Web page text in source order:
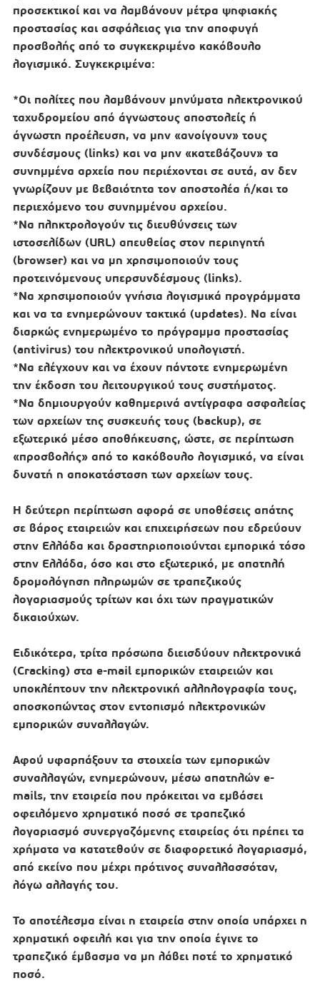
προσεκτικοί και να λαμβάνουν μέτρα ψηφιακής
προστασίας και ασφάλειας για την αποφυγή
προσβολής από το συγκεκριμένο κακόβουλο
λογισμικό. Συγκεκριμένα:
*Οι πολίτες που λαμβάνουν μηνύματα ηλεκτρονικού
ταχυδρομείου από άγνωστους αποστολείς ή
άγνωστη προέλευση, να μην «ανοίγουν» τους
συνδέσμους (links) και να μην «κατεβάζουν» τα
συνημμένα αρχεία που περιέχονται σε αυτά, αν δεν
γνωρίζουν με βεβαιότητα τον αποστολέα ή/και το
περιεχόμενο του συνημμένου αρχείου.
*Να πληκτρολογούν τις διευθύνσεις των
ιστοσελίδων (URL) απευθείας στον περιηγητή
(browser) και να μη χρησιμοποιούν τους
προτεινόμενους υπερσυνδέσμους (links).
*Να χρησιμοποιούν γνήσια λογισμικά προγράμματα
και να τα ενημερώνουν τακτικά (updates). Να είναι
διαρκώς ενημερωμένο το πρόγραμμα προστασίας
(antivirus) του ηλεκτρονικού υπολογιστή.
*Να ελέγχουν και να έχουν πάντοτε ενημερωμένη
την έκδοση του λειτουργικού τους συστήματος.
*Να δημιουργούν καθημερινά αντίγραφα ασφαλείας
των αρχείων της συσκευής τους (backup), σε
εξωτερικό μέσο αποθήκευσης, ώστε, σε περίπτωση
«προσβολής» από το κακόβουλο λογισμικό, να είναι
δυνατή η αποκατάσταση των αρχείων τους.
Η δεύτερη περίπτωση αφορά σε υποθέσεις απάτης
σε βάρος εταιρειών και επιχειρήσεων που εδρεύουν
στην Ελλάδα και δραστηριοποιούνται εμπορικά τόσο
στην Ελλάδα, όσο και στο εξωτερικό, με απατηλή
δρομολόγηση πληρωμών σε τραπεζικούς
λογαριασμούς τρίτων και όχι των πραγματικών
δικαιούχων.
Ειδικότερα, τρίτα πρόσωπα διεισδύουν ηλεκτρονικά
(Cracking) στα e-mail εμπορικών εταιρειών και
υποκλέπτουν την ηλεκτρονική αλληλογραφία τους,
αποσκοπώντας στον εντοπισμό ηλεκτρονικών
εμπορικών συναλλαγών.
Αφού υφαρπάξουν τα στοιχεία των εμπορικών
συναλλαγών, ενημερώνουν, μέσω απατηλών e-
mails, την εταιρεία που πρόκειται να εμβάσει
οφειλόμενο χρηματικό ποσό σε τραπεζικό
λογαριασμό συνεργαζόμενης εταιρείας ότι πρέπει τα
χρήματα να κατατεθούν σε διαφορετικό λογαριασμό,
από εκείνο που μέχρι πρότινος συναλλασσόταν,
λόγω αλλαγής του.
Το αποτέλεσμα είναι η εταιρεία στην οποία υπάρχει η
χρηματική οφειλή και για την οποία έγινε το
τραπεζικό έμβασμα να μη λάβει ποτέ το χρηματικό
ποσό.